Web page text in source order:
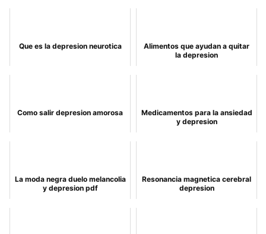
Que es la depresion neurotica
Alimentos que ayudan a quitar
la depresion
Como salir depresion amorosa
Medicamentos para la ansiedad
y depresion
La moda negra duelo melancolia
y depresion pdf
Resonancia magnetica cerebral
depresion